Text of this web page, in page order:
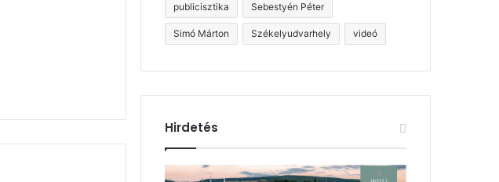
publicisztika Sebestyén Péter
Simó Márton Székelyudvarhely videó
Hirdetés